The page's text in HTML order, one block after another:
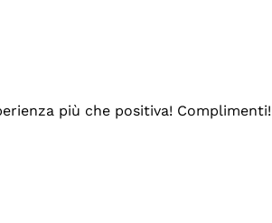
più che positiva! Complimenti!